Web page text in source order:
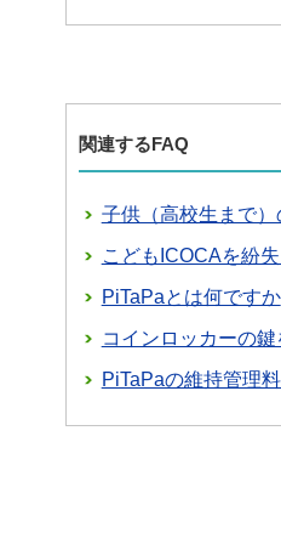
関連するFAQ
子供（高校生まで
こどもICOCAを紛
PiTaPaとは何ですか
コインロッカーの
PiTaPaの維持管理